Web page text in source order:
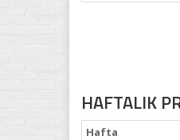
HAFTALIK
Hafta